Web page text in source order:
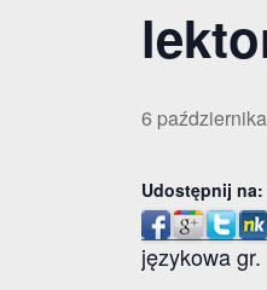
6
Udostępnij na:
językowa gr.